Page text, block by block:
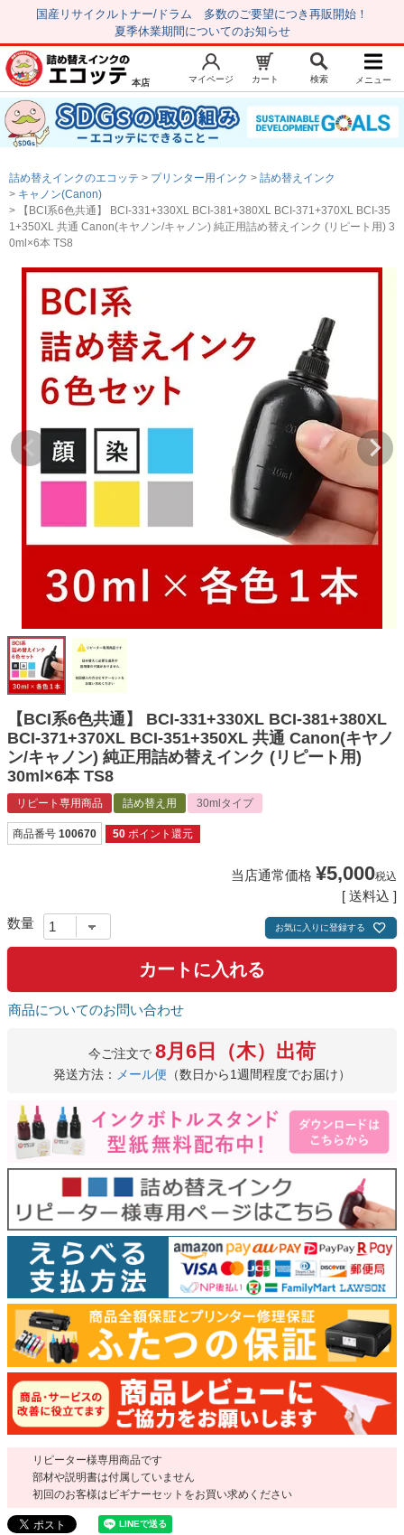
国産リサイクルトナー/ドラム 多数のご要望につき再販開始！
夏季休業期間についてのお知らせ
新規会員登録 マイページ
トップページ お気に入り
注文履歴 レビュー履歴
はじめての方へ
初心者用セット
キャノンインク
エプソンインク
ブラザーインク
詰め替えインク
互換インクボトル
互換インクカートリッジ
お客様の声
お店の紹介
ご利用ガイド
よくある質問
お問い合わせ
会員専用商品
説明書ダウンロード
本店 マイページ カート 検索 メニュー
詰め替えインクのエコッテ プリンター用インク
詰め替えインク
キャノン(Canon)
【BCI系6色共通】 BCI-331+330XL BCI-381+380XL BCI-371+370XL BCI-35
1+350XL 共通 Canon(キヤノン/キャノン) 純正用詰め替えインク (リピート用) 3
0ml×6本 TS8
【BCI系6色共通】 BCI-331+330XL BCI-381+380XL
BCI-371+370XL BCI-351+350XL 共通 Canon(キヤノ
ン/キャノン) 純正用詰め替えインク (リピート用)
30ml×6本 TS8
リピート専用商品 詰め替え用 30mlタイプ
商品番号 100670 50 ポイント還元
当店通常価格 ¥5,000税込
送料込
お気に入りに登録する
カートに入れる
商品についてのお問い合わせ
今ご注文で 8月6日（木）出荷
発送方法： メール便 （数日から1週間程度でお届け）
リピーター様専用商品です
部材や説明書は付属していません
初回のお客様はビギナーセットをお買い求めください